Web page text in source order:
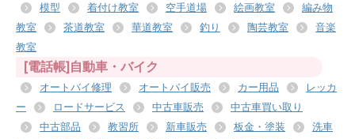
模型
着付け教室 空手道場 絵画教室
編み物
教室
茶道教室 華道教室 釣り 陶芸教室
音楽
教室
[電話帳]自動車・バイク
オートバイ修理 オートバイ販売 カー用品
レッカ
ー
ロードサービス 中古車販売
中古車買い取り
中古部品
教習所 新車販売 板金・塗装
洗車